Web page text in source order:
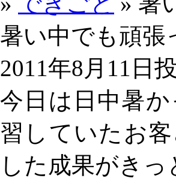
暑い中でも頑張
2011年8月11日
今日は日中暑
習していたお
した成果がき